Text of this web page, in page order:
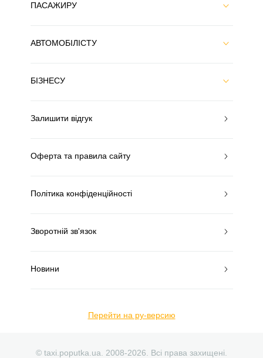
ПАСАЖИРУ
АВТОМОБІЛІСТУ
БІЗНЕСУ
Залишити відгук
Оферта та правила сайту
Політика конфіденційності
Зворотній зв'язок
Новини
Перейти на ру-версию
© taxi.poputka.ua. 2008-2026. Всі права захищені.